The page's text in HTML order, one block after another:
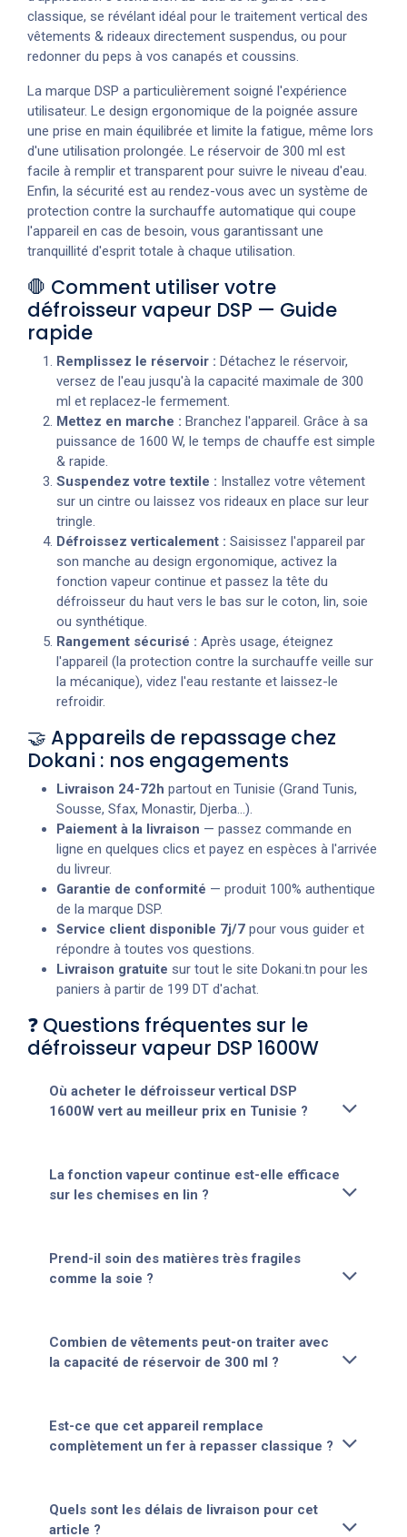
classique, se révélant idéal pour le traitement vertical des
vêtements & rideaux directement suspendus, ou pour
redonner du peps à vos canapés et coussins.
La marque DSP a particulièrement soigné l'expérience
utilisateur. Le design ergonomique de la poignée assure
une prise en main équilibrée et limite la fatigue, même lors
d'une utilisation prolongée. Le réservoir de 300 ml est
facile à remplir et transparent pour suivre le niveau d'eau.
Enfin, la sécurité est au rendez-vous avec un système de
protection contre la surchauffe automatique qui coupe
l'appareil en cas de besoin, vous garantissant une
tranquillité d'esprit totale à chaque utilisation.
🛑 Comment utiliser votre
défroisseur vapeur DSP — Guide
rapide
Remplissez le réservoir : Détachez le réservoir,
versez de l'eau jusqu'à la capacité maximale de 300
ml et replacez-le fermement.
Mettez en marche : Branchez l'appareil. Grâce à sa
puissance de 1600 W, le temps de chauffe est simple
& rapide.
Suspendez votre textile : Installez votre vêtement
sur un cintre ou laissez vos rideaux en place sur leur
tringle.
Défroissez verticalement : Saisissez l'appareil par
son manche au design ergonomique, activez la
fonction vapeur continue et passez la tête du
défroisseur du haut vers le bas sur le coton, lin, soie
ou synthétique.
Rangement sécurisé : Après usage, éteignez
l'appareil (la protection contre la surchauffe veille sur
la mécanique), videz l'eau restante et laissez-le
refroidir.
🤝 Appareils de repassage chez
Dokani : nos engagements
Livraison 24-72h partout en Tunisie (Grand Tunis,
Sousse, Sfax, Monastir, Djerba...).
Paiement à la livraison — passez commande en
ligne en quelques clics et payez en espèces à l'arrivée
du livreur.
Garantie de conformité — produit 100% authentique
de la marque DSP.
Service client disponible 7j/7 pour vous guider et
répondre à toutes vos questions.
Livraison gratuite sur tout le site Dokani.tn pour les
paniers à partir de 199 DT d'achat.
❓ Questions fréquentes sur le
défroisseur vapeur DSP 1600W
Où acheter le défroisseur vertical DSP
1600W vert au meilleur prix en Tunisie ?
La fonction vapeur continue est-elle efficace
sur les chemises en lin ?
Prend-il soin des matières très fragiles
comme la soie ?
Combien de vêtements peut-on traiter avec
la capacité de réservoir de 300 ml ?
Est-ce que cet appareil remplace
complètement un fer à repasser classique ?
Quels sont les délais de livraison pour cet
article ?